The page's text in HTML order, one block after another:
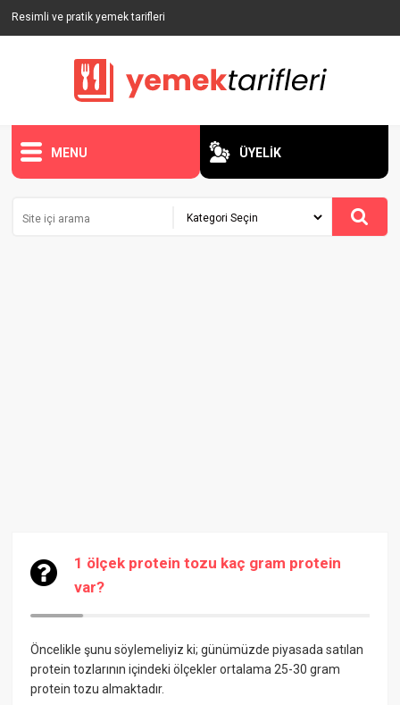
Resimli ve pratik yemek tarifleri
MENU ÜYELİK
1 ölçek protein tozu kaç gram protein
var?
Öncelikle şunu söylemeliyiz ki; günümüzde piyasada satılan
protein tozlarının içindeki ölçekler ortalama 25-30 gram
protein tozu almaktadır.